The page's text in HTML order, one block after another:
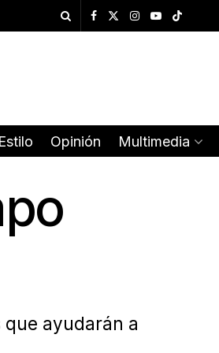
Opinión Multimedia
que ayudarán a